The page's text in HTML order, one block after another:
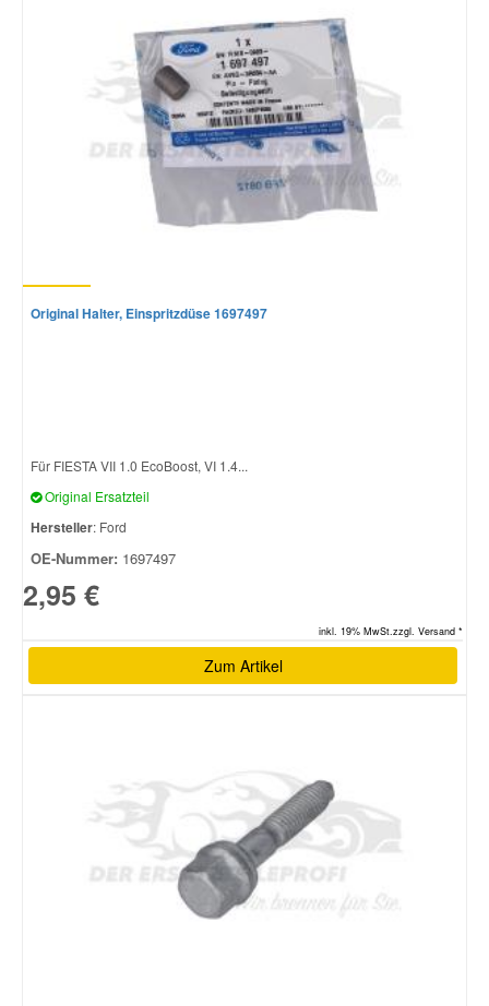
Original Halter, Einspritzdüse 1697497
Für FIESTA VII 1.0 EcoBoost, VI 1.4...
Original Ersatzteil
Hersteller: Ford
OE-Nummer: 1697497
2,95 €
inkl. 19% MwSt.zzgl. Versand *
Zum Artikel